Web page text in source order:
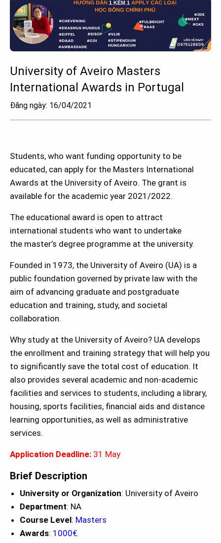
University of Aveiro Masters
International Awards in Portugal
Đăng ngày: 16/04/2021
Students, who want funding opportunity to be
educated, can apply for the Masters International
Awards at the University of Aveiro. The grant is
available for the academic year 2021/2022.
The educational award is open to attract
international students who want to undertake
the master’s degree programme at the university.
Founded in 1973, the University of Aveiro (UA) is a
public foundation governed by private law with the
aim of advancing graduate and postgraduate
education and training, study, and societal
collaboration.
Why study at the University of Aveiro? UA develops
the enrollment and training strategy that will help you
to significantly save the total cost of education. It
also provides several academic and non-academic
facilities and services to students, including a library,
housing, sports facilities, financial aids and distance
learning opportunities, as well as administrative
services.
Application Deadline: 31 May
Brief Description
University or Organization: University of Aveiro
Department: NA
Course Level: Masters
Awards: 1000€.